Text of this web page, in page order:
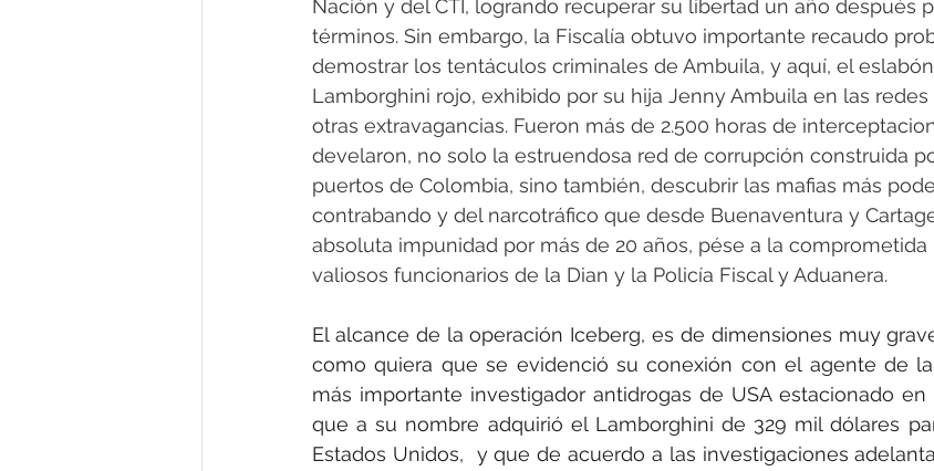
Nación y del CTI, logrando recuperar su libertad un año después
términos. Sin embargo, la Fiscalía obtuvo importante recaudo
demostrar los tentáculos criminales de Ambuila, y aquí, el
Lamborghini rojo, exhibido por su hija Jenny Ambuila en las
otras extravagancias. Fueron más de 2.500 horas de
develaron, no solo la estruendosa red de corrupción construida
puertos de Colombia, sino también, descubrir las mafias más
contrabando y del narcotráfico que desde Buenaventura y
absoluta impunidad por más de 20 años, pése a la
valiosos funcionarios de la Dian y la Policía Fiscal y Aduanera.
El alcance de la operación Iceberg, es de dimensiones muy
como quiera que se evidenció su conexión con el agente de la
más importante investigador antidrogas de USA estacionado en
que a su nombre adquirió el Lamborghini de 329 mil dólares
Estados Unidos,  y que de acuerdo a las investigaciones